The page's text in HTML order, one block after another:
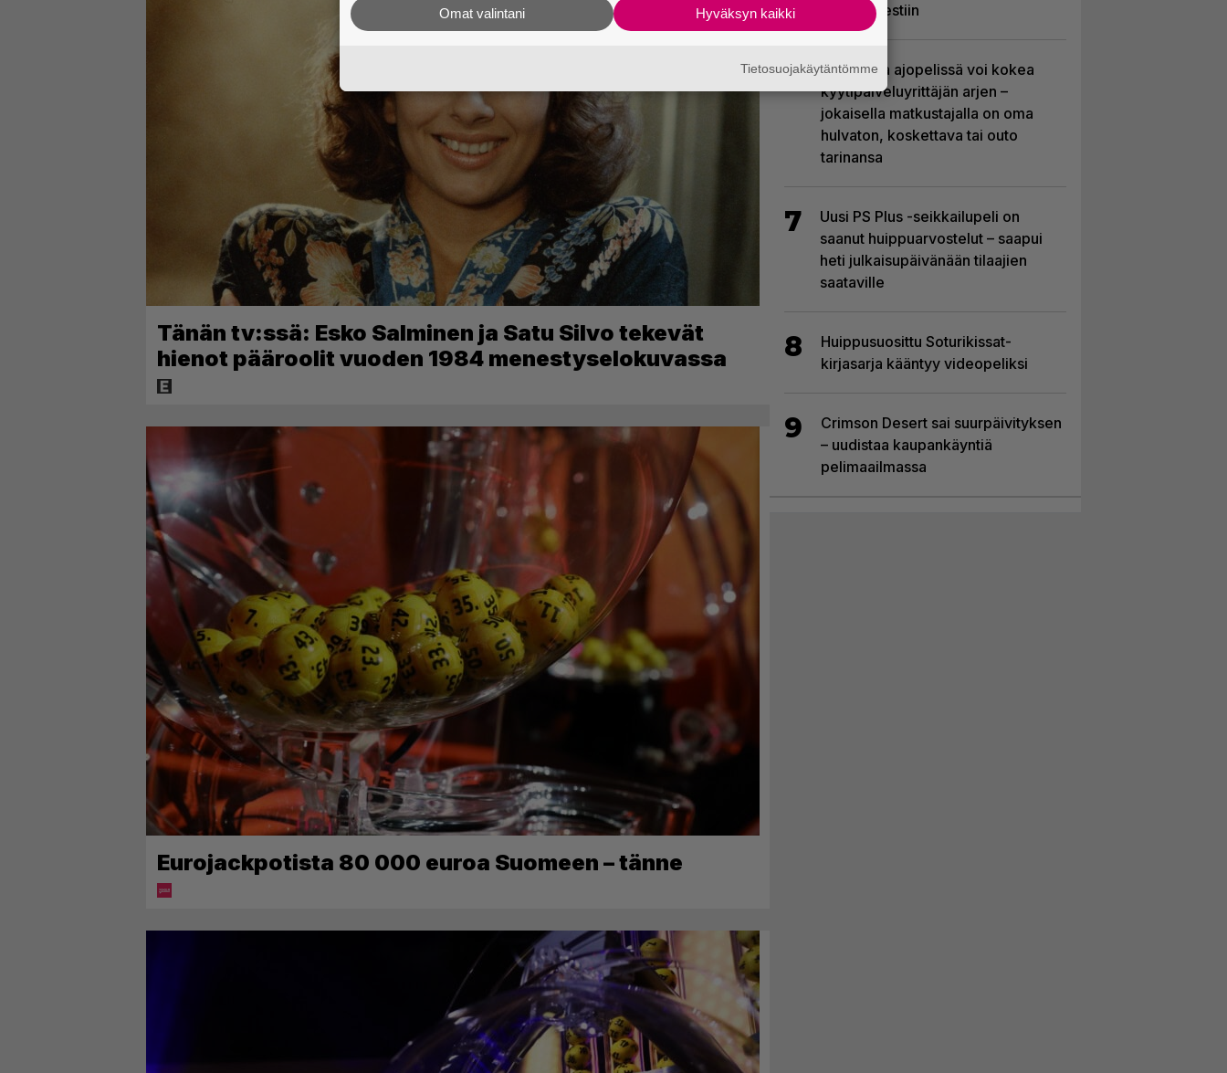
Tänän tv:ssä: Esko Salminen ja Satu Silvo tekevät
hienot pääroolit vuoden 1984 menestyselokuvassa
Eurojackpotista 80 000 euroa Suomeen – tänne
ennakkotestiin
6
Tulevassa ajopelissä voi kokea
kyytipalveluyrittäjän arjen –
jokaisella matkustajalla on oma
hulvaton, koskettava tai outo
tarinansa
7
Uusi PS Plus -seikkailupeli on
saanut huippuarvostelut – saapui
heti julkaisupäivänään tilaajien
saataville
8
Huippusuosittu Soturikissat-
kirjasarja kääntyy videopeliksi
9
Crimson Desert sai suurpäivityksen
– uudistaa kaupankäyntiä
pelimaailmassa
Hyväksyn kaikki
Omat valintani
Tietosuojakäytäntömme